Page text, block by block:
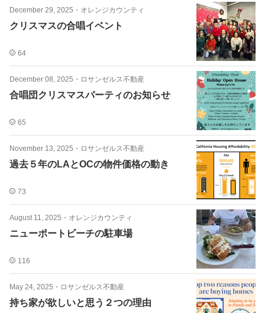
December 29, 2025 ・ オレンジカウンティ
クリスマスの合唱イベント
64
December 08, 2025 ・ ロサンゼルス不動産
合唱団クリスマスパーティのお知らせ
65
November 13, 2025 ・ ロサンゼルス不動産
過去５年のLAとOCの物件価格の動き
73
August 11, 2025 ・ オレンジカウンティ
ニューポートビーチの駐車場
116
May 24, 2025 ・ ロサンゼルス不動産
持ち家が欲しいと思う２つの理由